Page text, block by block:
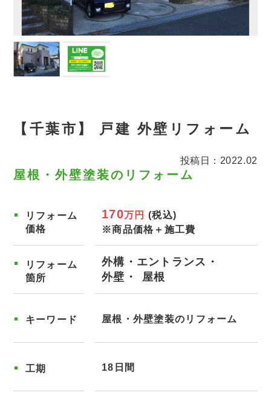
【千葉市】 戸建 外壁リフォーム
投稿日：2022.02
屋根・外壁塗装のリフォーム
リフォーム
価格
170万円 (税込)
※商品価格＋施工費
リフォーム
箇所
外構・エントランス
外壁
屋根
キーワード 屋根・外壁塗装のリフォーム
工期 18日間